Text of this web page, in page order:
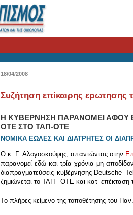
18/04/2008
Συζήτηση επίκαιρης ερωτησης
Η ΚΥΒΕΡΝΗΣΗ ΠΑΡΑΝΟΜΕΙ ΑΦΟΥ
ΟΤΕ ΣΤΟ ΤΑΠ-ΟΤΕ
ΝΟΜΙΚΑ ΕΩΛΕΣ ΚΑΙ ΔΙΑΤΡΗΤΕΣ ΟΙ
Ο κ. Γ. Αλογοσκούφης, απαντώντας στην
παρανομεί εδώ και τρία χρόνια μη
διαπραγματεύσεις κυβέρνησης-Deutsche
ζημιώνεται το ΤΑΠ –ΟΤΕ και κατʼ επέκταση
Το πλήρες κείμενο της τοποθέτησης του